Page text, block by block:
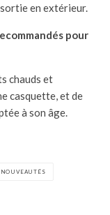
en extérieur.
pour
chauds et
casquette, et de
à son âge.
NOUVEAUTÉS